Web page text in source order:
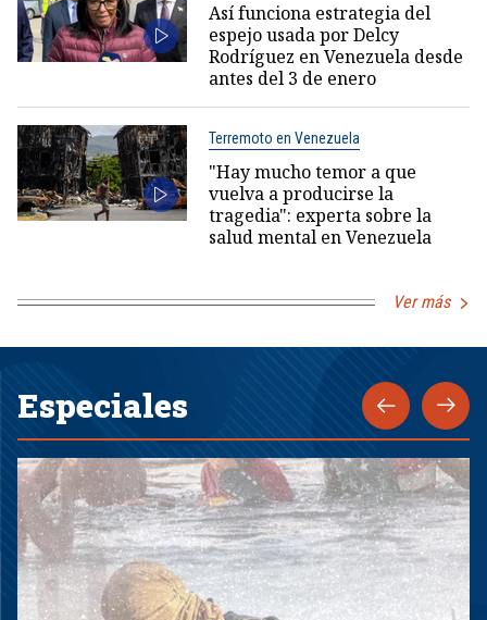
Así funciona estrategia del
espejo usada por Delcy
Rodríguez en Venezuela desde
antes del 3 de enero
Terremoto en Venezuela
"Hay mucho temor a que
vuelva a producirse la
tragedia": experta sobre la
salud mental en Venezuela
Ver más
Especiales